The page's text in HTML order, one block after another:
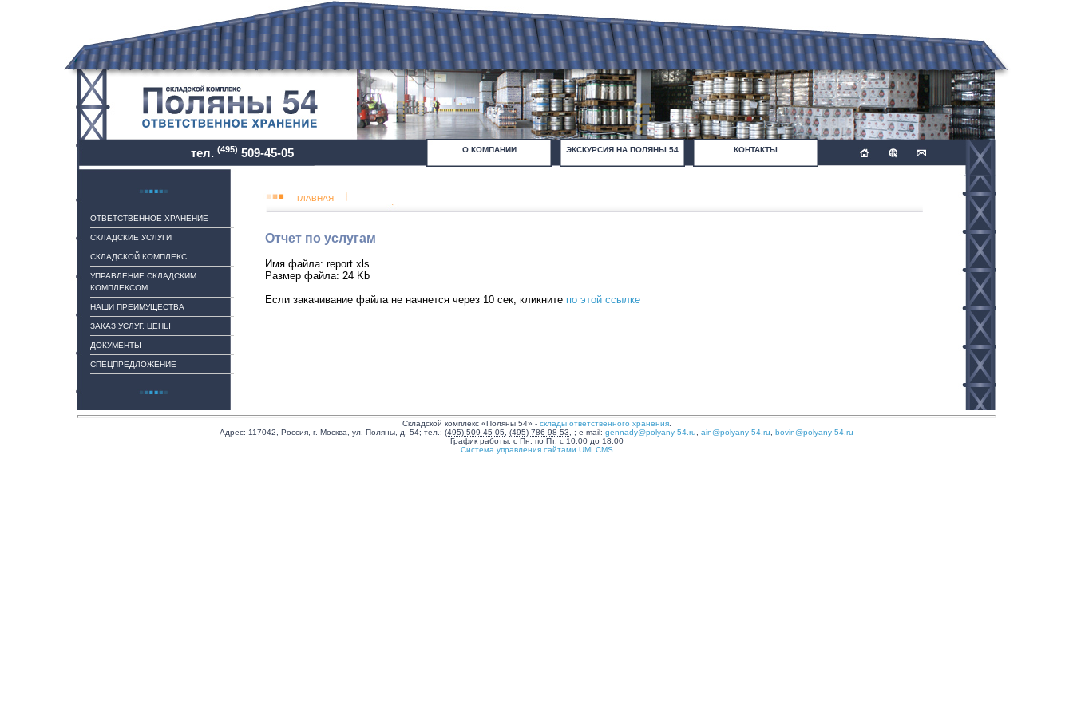
тел. (495) 509-45-05 О КОМПАНИИ ЭКСКУРСИЯ НА ПОЛЯНЫ 54 КОНТАКТЫ
ОТВЕТСТВЕННОЕ ХРАНЕНИЕ
СКЛАДСКИЕ УСЛУГИ
СКЛАДСКОЙ КОМПЛЕКС
УПРАВЛЕНИЕ СКЛАДСКИМ
КОМПЛЕКСОМ
НАШИ ПРЕИМУЩЕСТВА
ЗАКАЗ УСЛУГ. ЦЕНЫ
ДОКУМЕНТЫ
СПЕЦПРЕДЛОЖЕНИЕ
ГЛАВНАЯ
Отчет по услугам
Имя файла: report.xls
Размер файла: 24 Kb
Если закачивание файла не начнется через 10 сек, кликните по этой ссылке
Складской комплекс «Поляны 54» - склады ответственного хранения.
Адрес: 117042 Россия г. Москва ул. Поляны, д. 54; тел.: (495) 509-45-05 (495) 786-98-53 ; e-mail: gennady@polyany-54.ru ain@polyany-54.ru
bovin@polyany-54.ru
График работы: с Пн. по Пт. с 10.00 до 18.00
Система управления сайтами UMI.CMS